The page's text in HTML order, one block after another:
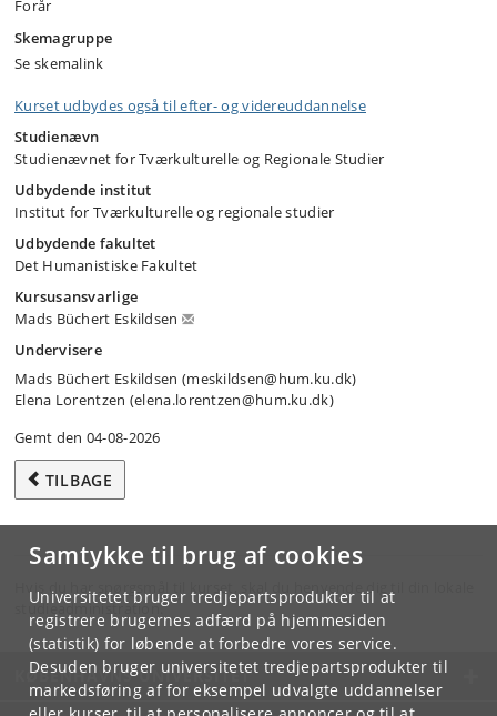
Samtykke til brug af cookies
Universitetet bruger tredjepartsprodukter til at
registrere brugernes adfærd på hjemmesiden
(statistik) for løbende at forbedre vores service.
Desuden bruger universitetet tredjepartsprodukter til
markedsføring af for eksempel udvalgte uddannelser
Forår
Skemagruppe
Se skemalink
Kurset udbydes også til efter- og videreuddannelse
Studienævn
Studienævnet for Tværkulturelle og Regionale Studier
Udbydende institut
Institut for Tværkulturelle og regionale studier
Udbydende fakultet
Det Humanistiske Fakultet
Kursusansvarlige
Mads Büchert Eskildsen
Undervisere
Mads Büchert Eskildsen (meskildsen@hum.ku.dk)
Elena Lorentzen (elena.lorentzen@hum.ku.dk)
Gemt den 04-08-2026
TILBAGE
Hvis du har spørgsmål til kurset, skal du henvende dig til din lokale
studieadministration.
KØBENHAVNS UNIVERSITET